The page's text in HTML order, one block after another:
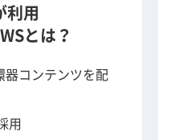
ォーラムの一覧へ >>
利用
とは？
器コンテンツを配
用